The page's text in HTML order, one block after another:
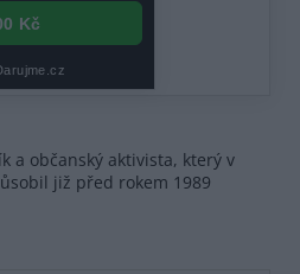
a občanský aktivista, který v
již před rokem 1989